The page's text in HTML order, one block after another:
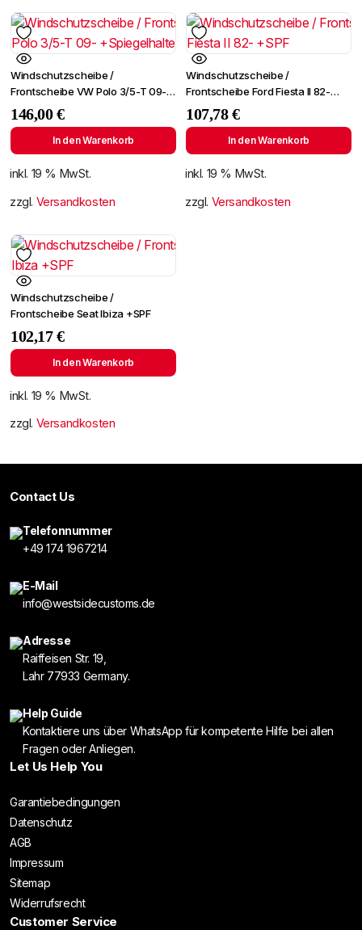
Windschutzscheibe /
Frontscheibe VW Polo 3/5-T 09-
+Spiegelhalter
146,00€
In den Warenkorb
inkl. 19 % MwSt.
zzgl. Versandkosten
Windschutzscheibe /
Frontscheibe Ford Fiesta II 82-
+SPF
107,78€
In den Warenkorb
inkl. 19 % MwSt.
zzgl. Versandkosten
Windschutzscheibe /
Frontscheibe Seat Ibiza +SPF
102,17€
In den Warenkorb
inkl. 19 % MwSt.
zzgl. Versandkosten
Contact Us
Telefonnummer
+49 174 1967214
E-Mail
info@westsidecustoms.de
Adresse
Raiffeisen Str. 19,
Lahr 77933 Germany.
Help Guide
Kontaktiere uns über WhatsApp für kompetente Hilfe bei allen
Fragen oder Anliegen.
Let Us Help You
Garantiebedingungen
Datenschutz
AGB
Impressum
Sitemap
Widerrufsrecht
Customer Service